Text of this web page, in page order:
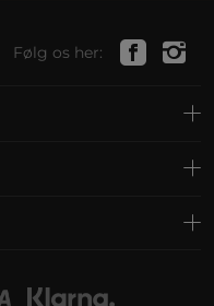
Følg os her: